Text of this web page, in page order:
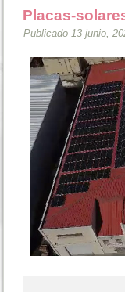
Placas-
Publicado 13 junio,